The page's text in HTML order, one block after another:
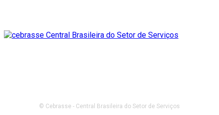
© Cebrasse - Central Brasileira do Setor de Serviços